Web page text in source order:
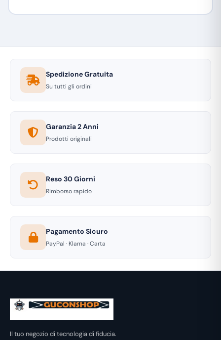
Spedizione Gratuita
Su tutti gli ordini
Garanzia 2 Anni
Prodotti originali
Reso 30 Giorni
Rimborso rapido
Pagamento Sicuro
PayPal · Klarna · Carta
Il tuo negozio di tecnologia di fiducia.